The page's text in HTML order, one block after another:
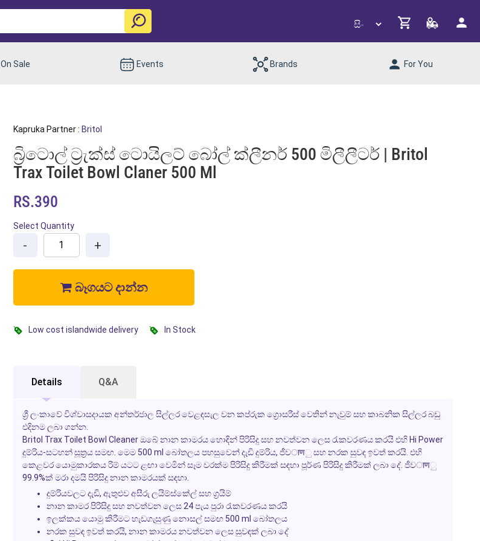
On Sale Events Brands For You
Kapruka Partner : Britol
බ්‍රිටොල් ට්‍රැක්ස් ටොයිලට් බෝල් ක්ලීනර් 500 මිලීලීටර් | Britol
Trax Toilet Bowl Claner 500 Ml
RS.390
Select Quantity
- +
බෑගයට දාන්න
Low cost islandwide delivery In Stock
Details Q&A
ශ්‍රී ලංකාවේ විශ්වාසදායක අන්තර්ජාල සිල්ලර වෙළඳසැල වන කප්රුක ග්‍රොසරීස් වෙතින් නැවුම් සහ කාබනික සිල්ලර බඩු
එදිනම ලබා ගන්න.
Britol Trax Toilet Bowl Cleanerඔබේ නාන කාමරය හොඳින් පිරිසිදු සහ නවත්වන ලෙස රැකවරණය කරයි එහි Hi Power
දුම්රිය-සටහන් සූත්‍රය සමඟ. මෙම 500 ml බෝතලය පහසුවෙන් දැඩි දුම්රිය, ජීවाणු සහ නරක සුවඳ ඉවත් කරයි. එහි
කෙළවර යොමුකාරකය රිම් යටට ළඟා වෙමින් සෑම වරක්ම පිරිසිදු කිරීමක් සඳහා පූර්ණ පිරිසිදු කිරීමක් ලබා දේ. ජීවाणු
99.9%ක් මරා දමයි පිරිසිදු නාන කාමරයක් සඳහා.
දුම්රියවලට දැඩි, ඇතුළුව අසීරු ලයිම්ස්කේල් සහ ග්‍රයිම්
නාන කාමර පිරිසිදු සහ නවත්වන ලෙස 24 පැය පුරා රැකවරණය කරයි
ඉලක්කය යොමු කිරීමට හැඩගැසුණු නොසල් සමඟ 500 ml බෝතලය
නරක සුවඳ ඉවත් කරයි, නාන කාමරය නවත්වන ලෙස සුවඳක් ලබා දේ